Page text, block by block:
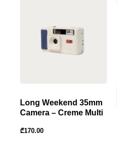
Long Weekend 35mm
Camera – Creme Multi
₾170.00